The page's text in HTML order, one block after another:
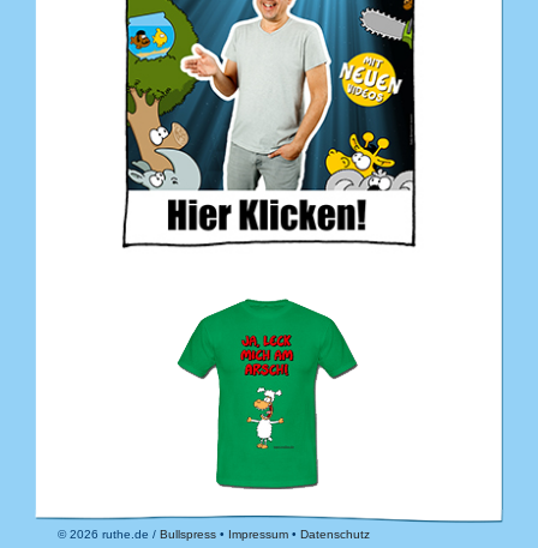
© 2026 ruthe.de / Bullspress • Impressum • Datenschutz